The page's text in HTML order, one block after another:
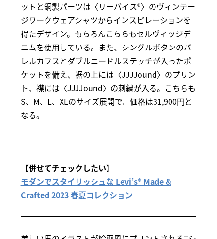
ットと銅製パーツは〈リーバイス®〉のヴィンテー
ジワークウェアシャツからインスピレーションを
得たデザイン。もちろんこちらもセルヴィッジデ
ニムを使用している。また、シングルボタンのバ
レルカフスとダブルニードルステッチが入ったポ
ケットを備え、裾の上には〈JJJJound〉のプリン
ト、襟には〈JJJJound〉の刺繍が入る。こちらも
S、M、L、XLのサイズ展開で、価格は31,900円と
なる。
【併せてチェックしたい】
モダンでスタイリッシュな Levi’s® Made &
Crafted 2023 春夏コレクション